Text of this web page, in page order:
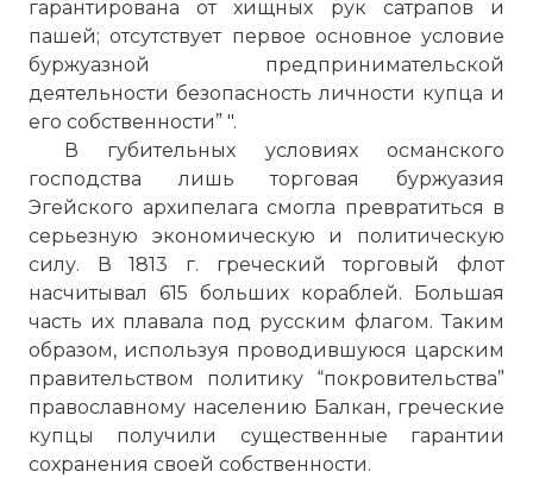
гарантирована от хищных рук сатрапов и
пашей; отсутствует первое основное условие
буржуазной предпринимательской
деятельности безопасность личности купца и
его собственности” ".
В губительных условиях османского
господства лишь торговая буржуазия
Эгейского архипелага смогла превратиться в
серьезную экономическую и политическую
силу. В 1813 г. греческий торговый флот
насчитывал 615 больших кораблей. Большая
часть их плавала под русским флагом. Таким
образом, используя проводившуюся царским
правительством политику “покровительства”
православному населению Балкан, греческие
купцы получили существенные гарантии
сохранения своей собственности.